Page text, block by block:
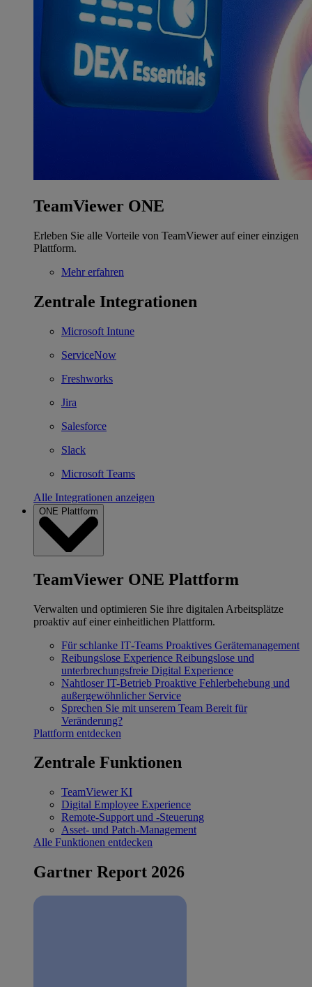
TeamViewer ONE
Erleben Sie alle Vorteile von TeamViewer auf einer einzigen
Plattform.
Mehr erfahren
Zentrale Integrationen
Microsoft Intune
ServiceNow
Freshworks
Jira
Salesforce
Slack
Microsoft Teams
Alle Integrationen anzeigen
ONE Plattform
TeamViewer ONE Plattform
Verwalten und optimieren Sie ihre digitalen Arbeitsplätze
proaktiv auf einer einheitlichen Plattform.
Für schlanke IT‐Teams Proaktives Gerätemanagement
Reibungslose Experience Reibungslose und
unterbrechungsfreie Digital Experience
Nahtloser IT-Betrieb Proaktive Fehlerbehebung und
außergewöhnlicher Service
Sprechen Sie mit unserem Team Bereit für
Veränderung?
Plattform entdecken
Zentrale Funktionen
TeamViewer KI
Digital Employee Experience
Remote-Support und -Steuerung
Asset- und Patch-Management
Alle Funktionen entdecken
Gartner Report 2026